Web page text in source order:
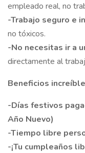
empleado real, no
-Trabajo seguro e
no tóxicos.
-No necesitas ir a
directamente al
Beneficios
-Días festivos
Año Nuevo)
-Tiempo libre
-¡Tu cumpleaños